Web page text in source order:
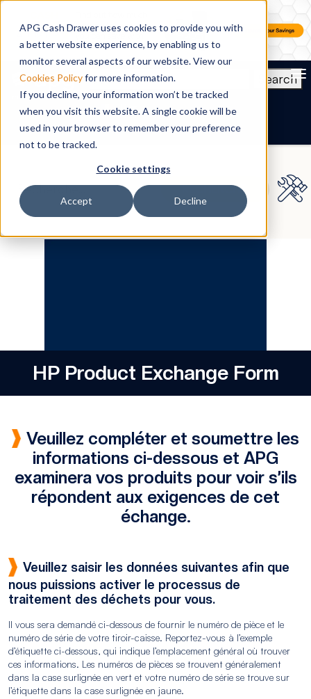
APG Cash Drawer uses cookies to provide you with
a better website experience, by enabling us to
monitor several aspects of our website. View our
Cookies Policyfor more information.
If you decline, your information won’t be tracked
when you visit this website. A single cookie will be
used in your browser to remember your preference
not to be tracked.
Cookie settings
Accept Decline
Search
FR
HP Product Exchange Form
Veuillez compléter et soumettre les
informations ci-dessous et APG
examinera vos produits pour voir s’ils
répondent aux exigences de cet
échange.
Veuillez saisir les données suivantes afin que
nous puissions activer le processus de
traitement des déchets pour vous.
Il vous sera demandé ci-dessous de fournir le numéro de pièce et le
numéro de série de votre tiroir-caisse. Reportez-vous à l’exemple
d’étiquette ci-dessous, qui indique l’emplacement général où trouver
ces informations. Les numéros de pièces se trouvent généralement
dans la case surlignée en vert et votre numéro de série se trouve sur
l’étiquette dans la case surlignée en jaune.